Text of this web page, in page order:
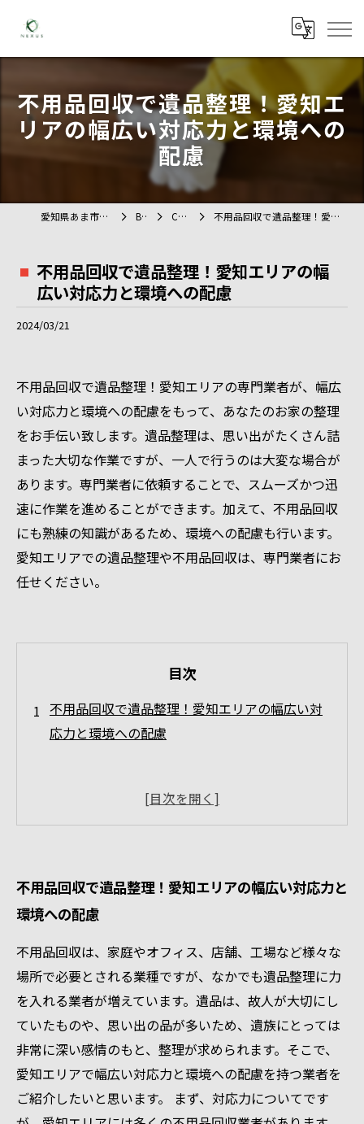
不用品回収で遺品整理！愛知エ
リアの幅広い対応力と環境への
配慮
愛知県あま市の不用品回収ならTAG BLOG COLUMN 不用品回収で遺品整理！愛知エリアの幅広い対応力と環境への配慮
不用品回収で遺品整理！愛知エリアの幅
広い対応力と環境への配慮
2024/03/21
不用品回収で遺品整理！愛知エリアの専門業者が、幅広
い対応力と環境への配慮をもって、あなたのお家の整理
をお手伝い致します。遺品整理は、思い出がたくさん詰
まった大切な作業ですが、一人で行うのは大変な場合が
あります。専門業者に依頼することで、スムーズかつ迅
速に作業を進めることができます。加えて、不用品回収
にも熟練の知識があるため、環境への配慮も行います。
愛知エリアでの遺品整理や不用品回収は、専門業者にお
任せください。
目次
不用品回収で遺品整理！愛知エリアの幅広い対
応力と環境への配慮
不用品回収で遺品整理！愛知エリアの幅広い対応力と
環境への配慮
不用品回収は、家庭やオフィス、店舗、工場など様々な
場所で必要とされる業種ですが、なかでも遺品整理に力
を入れる業者が増えています。遺品は、故人が大切にし
ていたものや、思い出の品が多いため、遺族にとっては
非常に深い感情のもと、整理が求められます。そこで、
愛知エリアで幅広い対応力と環境への配慮を持つ業者を
ご紹介したいと思います。 まず、対応力についてです